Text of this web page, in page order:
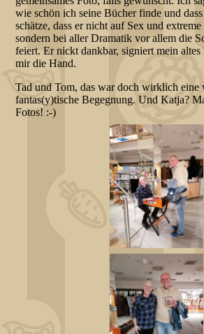
wie schön ich seine Bücher finde und
schätze, dass er nicht auf Sex und
sondern bei aller Dramatik vor allem die
feiert. Er nickt dankbar, signiert mein
mir die Hand.
Tad und Tom, das war doch wirklich eine
fantas(y)tische Begegnung. Und Katja?
Fotos! :-)